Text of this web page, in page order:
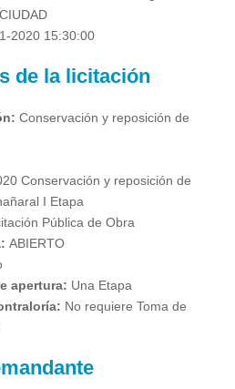
2020 15:30:00
de la licitación
Conservación y reposición de
Conservación y reposición de
I Etapa
Pública de Obra
ABIERTO
apertura: Una Etapa
No requiere Toma de